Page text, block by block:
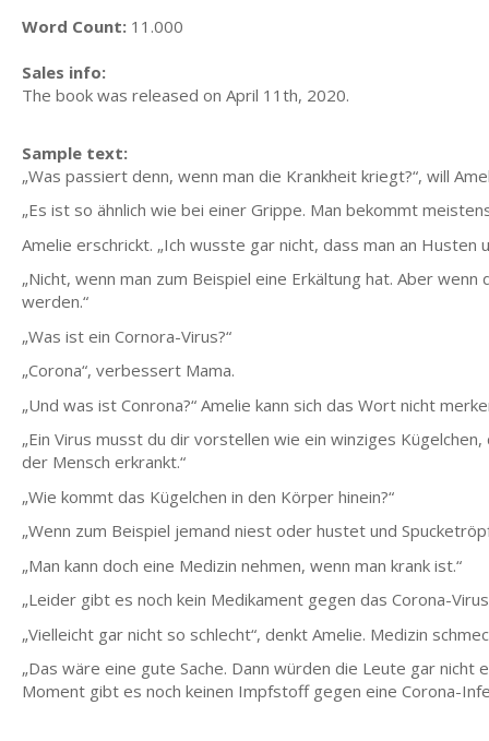
Word Count: 11.000
Sales info:
The book was released on April 11th, 2020.
Sample text:
„Was passiert denn, wenn man die Krankheit kriegt?“, will
„Es ist so ähnlich wie bei einer Grippe. Man bekommt
Amelie erschrickt. „Ich wusste gar nicht, dass man an Husten
„Nicht, wenn man zum Beispiel eine Erkältung hat. Aber
werden.“
„Was ist ein Cornora-Virus?“
„Corona“, verbessert Mama.
„Und was ist Conrona?“ Amelie kann sich das Wort nicht
„Ein Virus musst du dir vorstellen wie ein winziges
der Mensch erkrankt.“
„Wie kommt das Kügelchen in den Körper hinein?“
„Wenn zum Beispiel jemand niest oder hustet und
„Man kann doch eine Medizin nehmen, wenn man krank ist.“
„Leider gibt es noch kein Medikament gegen das Corona-
„Vielleicht gar nicht so schlecht“, denkt Amelie. Medizin
„Das wäre eine gute Sache. Dann würden die Leute gar
Moment gibt es noch keinen Impfstoff gegen eine Corona-